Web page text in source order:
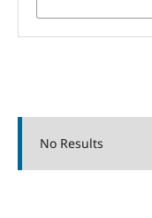
No Results